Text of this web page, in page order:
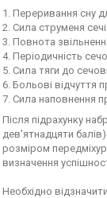
1. Переривання сну
2. Сила струменя сечі
3. Повнота
4. Періодичність
5. Сила тяги до
6. Больові відчуття
7. Сила наповнення
Після підрахунку
дев'ятнадцяти
розміром
визначення
Необхідно